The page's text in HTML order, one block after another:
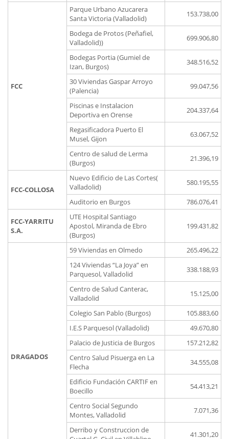
FCC
Parque Urbano Azucarera
Santa Victoria (Valladolid)
153.738,00
Bodega de Protos (Peñafiel,
Valladolid))
699.906,80
Bodegas Portia (Gumiel de
Izan, Burgos)
348.516,52
30 Viviendas Gaspar Arroyo
(Palencia)
99.047,56
Piscinas e Instalacion
Deportiva en Orense
204.337,64
Regasificadora Puerto El
Musel, Gijon
63.067,52
Centro de salud de Lerma
(Burgos)
21.396,19
FCC-COLLOSA
Nuevo Edificio de Las Cortes(
Valladolid)
580.195,55
Auditorio en Burgos 786.076,41
FCC-YARRITU
S.A.
UTE Hospital Santiago
Apostol, Miranda de Ebro
(Burgos)
199.431,82
DRAGADOS
59 Viviendas en Olmedo
265.496,22
124 Viviendas “La Joya” en
Parquesol, Valladolid
338.188,93
Centro de Salud Canterac,
Valladolid
15.125,00
Colegio San Pablo (Burgos)
105.883,60
I.E.S Parquesol (Valladolid)
49.670,80
Palacio de Justicia de Burgos
157.212,82
Centro Salud Pisuerga en La
Flecha
34.555,08
Edificio Fundación CARTIF en
Boecillo
54.413,21
Centro Social Segundo
Montes, Valladolid
7.071,36
Derribo y Construccion de
41.301,20